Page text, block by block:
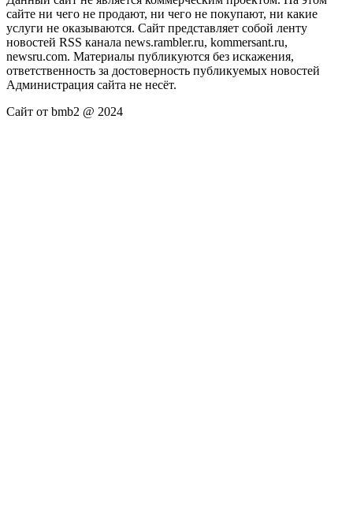
сайте ни чего не продают, ни чего не покупают, ни какие
услуги не оказываются. Сайт представляет собой ленту
новостей RSS канала news.rambler.ru, kommersant.ru,
newsru.com. Материалы публикуются без искажения,
ответственность за достоверность публикуемых новостей
Администрация сайта не несёт.
Сайт от bmb2 @ 2024